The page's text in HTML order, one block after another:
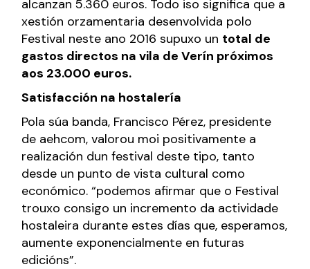
alcanzan 5.360 euros. Todo iso significa que a
xestión orzamentaria desenvolvida polo
Festival neste ano 2016 supuxo un total de
gastos directos na vila de Verín próximos
aos 23.000 euros.
Satisfacción na hostalería
Pola súa banda, Francisco Pérez, presidente
de aehcom, valorou moi positivamente a
realización dun festival deste tipo, tanto
desde un punto de vista cultural como
económico. “podemos afirmar que o Festival
trouxo consigo un incremento da actividade
hostaleira durante estes días que, esperamos,
aumente exponencialmente en futuras
edicións”.